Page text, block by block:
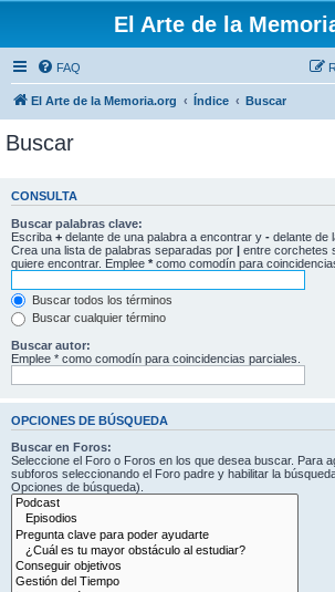
El Arte de la
FAQ
El Arte de la Memoria.org Índice Buscar
Buscar
CONSULTA
Buscar palabras clave:
Escriba + delante de una palabra a encontrar y - delante de
Crea una lista de palabras separadas por | entre corchetes
quiere encontrar. Emplee * como comodín para
Buscar todos los términos
Buscar cualquier término
Buscar autor:
Emplee * como comodín para coincidencias parciales.
OPCIONES DE BÚSQUEDA
Buscar en Foros:
Seleccione el Foro o Foros en los que desea buscar. Para
subforos seleccionando el Foro padre y habilitar la
Opciones de búsqueda).